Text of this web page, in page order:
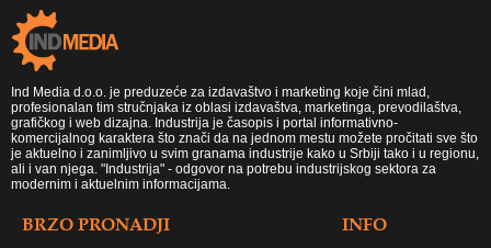
Ind Media d.o.o. je preduzeće za izdavaštvo i marketing koje čini mlad,
profesionalan tim stručnjaka iz oblasi izdavaštva, marketinga, prevodilaštva,
grafičkog i web dizajna. Industrija je časopis i portal informativno-
komercijalnog karaktera što znači da na jednom mestu možete pročitati sve što
je aktuelno i zanimljivo u svim granama industrije kako u Srbiji tako i u regionu,
ali i van njega. "Industrija" - odgovor na potrebu industrijskog sektora za
modernim i aktuelnim informacijama.
BRZO PRONADJI INFO